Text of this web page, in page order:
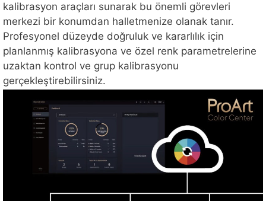
kalibrasyon araçları sunarak bu önemli görevleri
merkezi bir konumdan halletmenize olanak tanır.
Profesyonel düzeyde doğruluk ve kararlılık için
planlanmış kalibrasyona ve özel renk parametrelerine
uzaktan kontrol ve grup kalibrasyonu
gerçekleştirebilirsiniz.